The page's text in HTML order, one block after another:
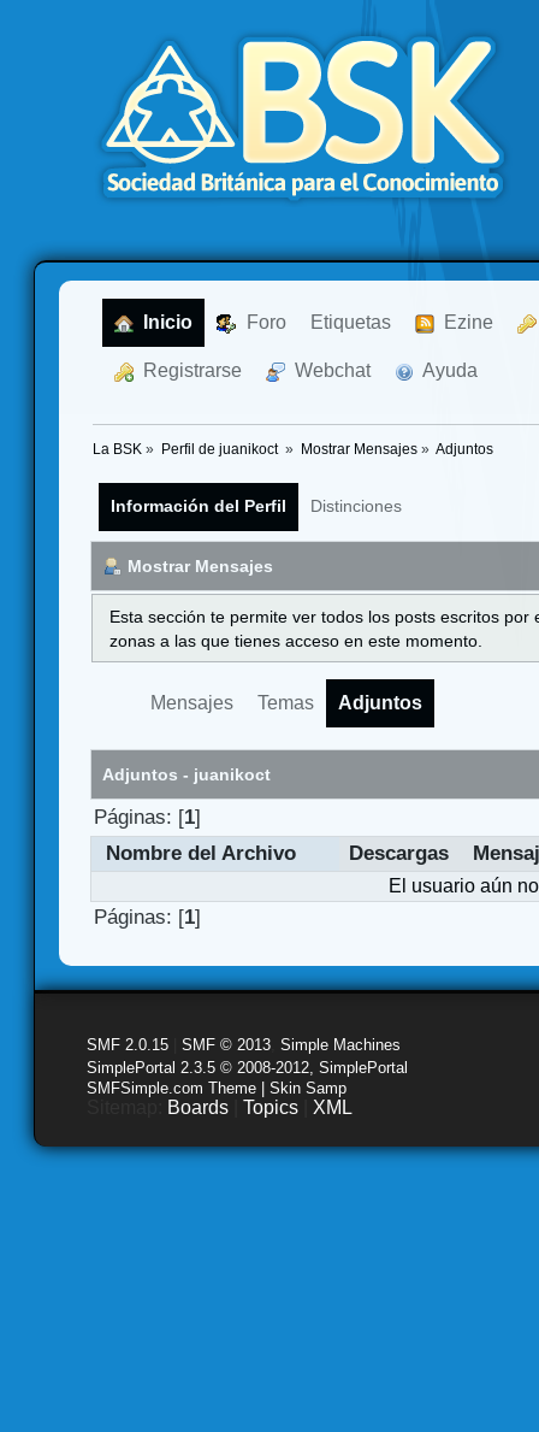
Inicio Foro Etiquetas Ezine
Registrarse Webchat Ayuda
La BSK » Perfil de juanikoct » Mostrar Mensajes» Adjuntos
Información del Perfil Distinciones
Mostrar Mensajes
Esta sección te permite ver todos los posts escritos
zonas a las que tienes acceso en este momento.
Mensajes Temas Adjuntos
Adjuntos - juanikoct
Páginas: [1]
Nombre del Archivo
Descargas
El usuario aún
Páginas: [1]
SMF 2.0.15 SMF © 2013 Simple Machines
SimplePortal 2.3.5 © 2008-2012, SimplePortal
SMFSimple.com Theme | Skin Samp
Boards Topics XML